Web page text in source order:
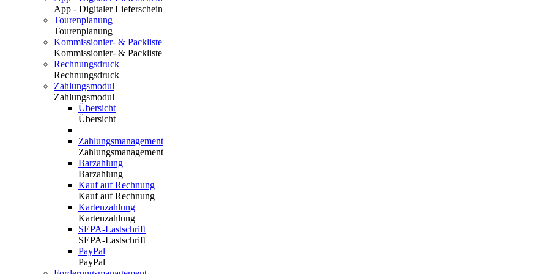
App - Digitaler Lieferschein
Tourenplanung
Tourenplanung
Kommissionier- & Packliste
Kommissionier- & Packliste
Rechnungsdruck
Rechnungsdruck
Zahlungsmodul
Zahlungsmodul
Übersicht
Übersicht
Zahlungsmanagement
Zahlungsmanagement
Barzahlung
Barzahlung
Kauf auf Rechnung
Kauf auf Rechnung
Kartenzahlung
Kartenzahlung
SEPA-Lastschrift
SEPA-Lastschrift
PayPal
PayPal